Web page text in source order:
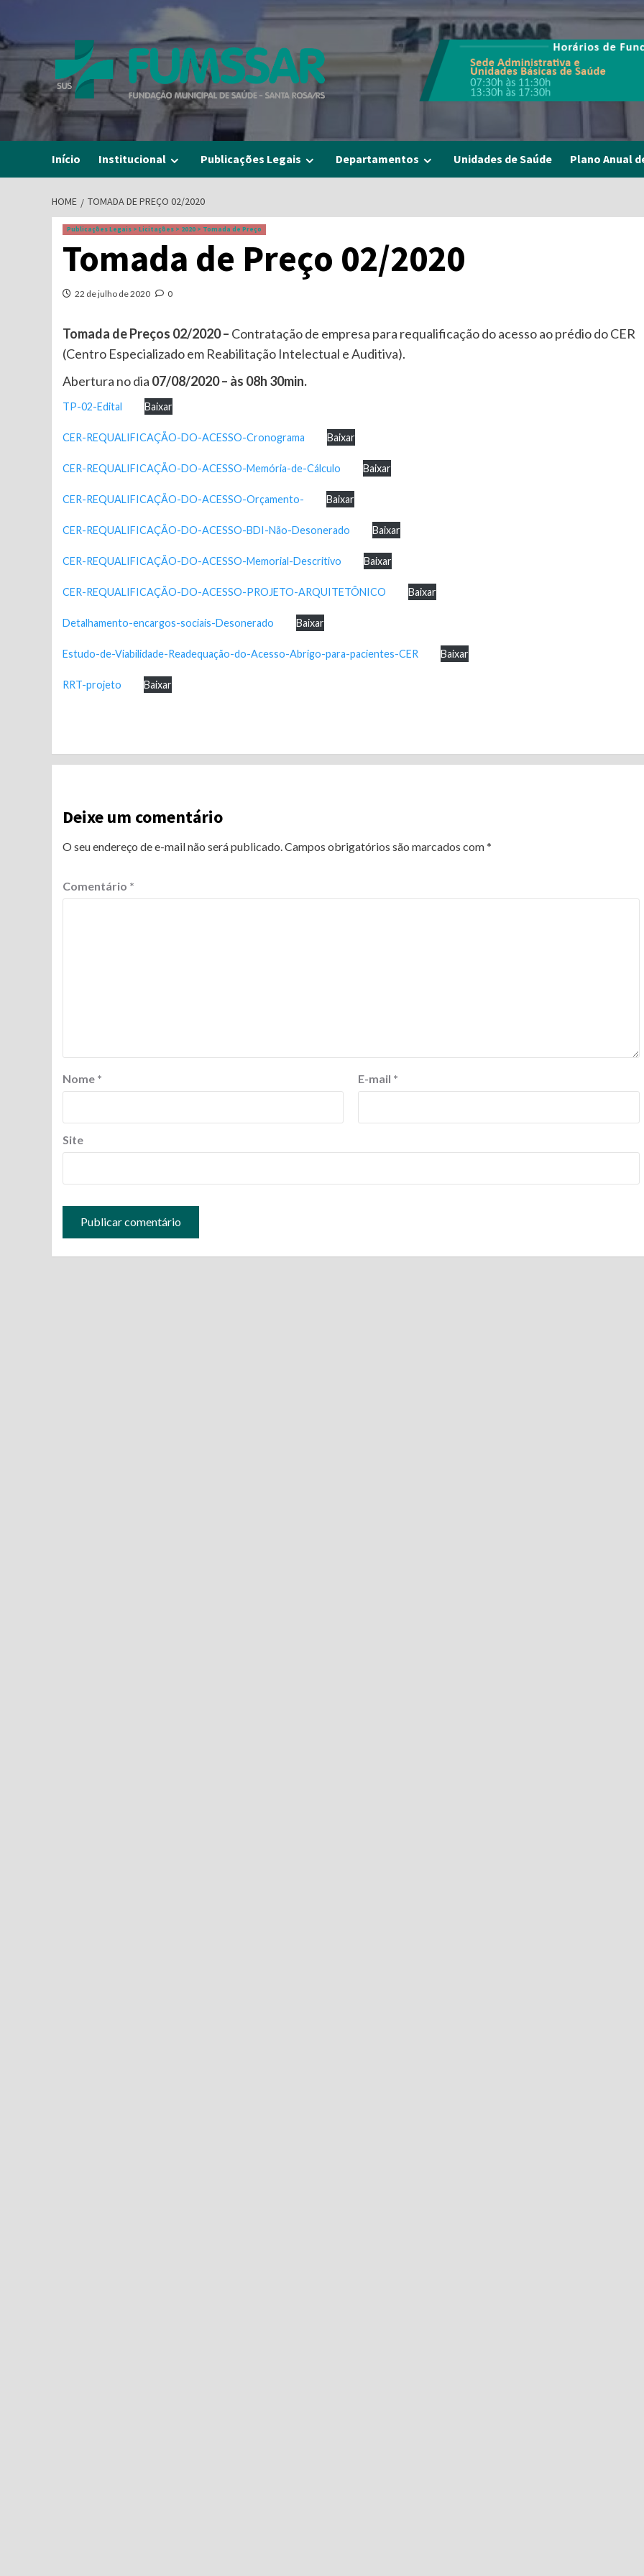
content
Início Institucional Publicações Legais Departamentos Unidades de Saúde Plano Anual
HOME TOMADA DE PREÇO 02/2020
Publicações Legais > Licitações > 2020 > Tomada de Preço
Tomada de Preço 02/2020
22 de julho de 2020 0
Tomada de Preços 02/2020 – Contratação de empresa para requalificação do acesso ao prédio do CER
(Centro Especializado em Reabilitação Intelectual e Auditiva).
Abertura no dia 07/08/2020 – às 08h 30min.
TP-02-Edital Baixar
CER-REQUALIFICAÇÃO-DO-ACESSO-Cronograma Baixar
CER-REQUALIFICAÇÃO-DO-ACESSO-Memória-de-Cálculo Baixar
CER-REQUALIFICAÇÃO-DO-ACESSO-Orçamento- Baixar
CER-REQUALIFICAÇÃO-DO-ACESSO-BDI-Não-Desonerado Baixar
CER-REQUALIFICAÇÃO-DO-ACESSO-Memorial-Descritivo Baixar
CER-REQUALIFICAÇÃO-DO-ACESSO-PROJETO-ARQUITETÔNICO Baixar
Detalhamento-encargos-sociais-Desonerado Baixar
Estudo-de-Viabilidade-Readequação-do-Acesso-Abrigo-para-pacientes-CER Baixar
RRT-projeto Baixar
Reading
Deixe um comentário
O seu endereço de e-mail não será publicado. Campos obrigatórios são marcados com*
Comentário *
Nome * E-mail *
Site